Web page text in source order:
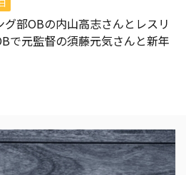
グ部OBの内山高志さんとレスリ
で元監督の須藤元気さんと新年